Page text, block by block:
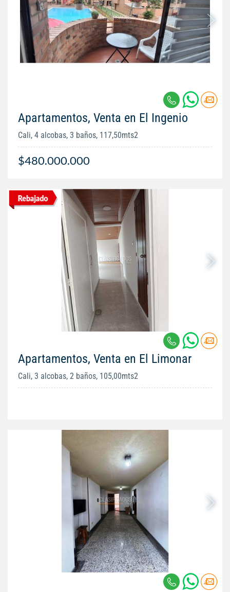
Apartamentos, Venta en El Ingenio
Cali, 4 alcobas, 3 baños, 117,50mts2
$480.000.000
Apartamentos, Venta en El Limonar
Cali, 3 alcobas, 2 baños, 105,00mts2